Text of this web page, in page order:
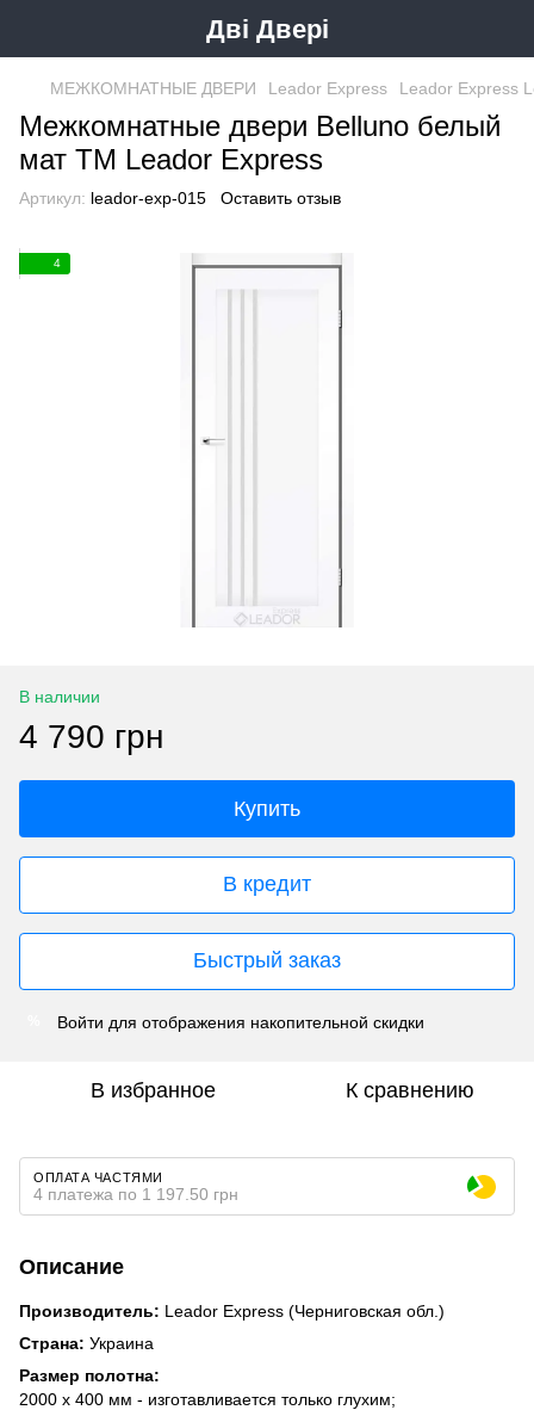
Дві Двері
МЕЖКОМНАТНЫЕ ДВЕРИ Leador Express Leador Express
Межкомнатные двери Belluno белый
мат ТМ Leador Express
Артикул: leador-exp-015 Оставить отзыв
4
В наличии
4 790 грн
Купить
В кредит
Быстрый заказ
Войти для отображения накопительной скидки
В избранное К сравнению
ОПЛАТА ЧАСТЯМИ
4 платежа по 1 197.50 грн
Описание
Производитель: Leador Express (Черниговская обл.)
Страна: Украина
Размер полотна:
2000 х 400 мм - изготавливается только глухим;